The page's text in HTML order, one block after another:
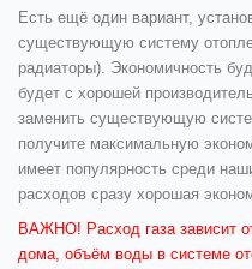
Есть ещё один вариант,
существующую систему
радиаторы). Экономичность
будет с хорошей
заменить существующую
получите максимальную
имеет популярность среди
расходов сразу хорошая
ВАЖНО! Расход газа зависит
дома, объём воды в системе